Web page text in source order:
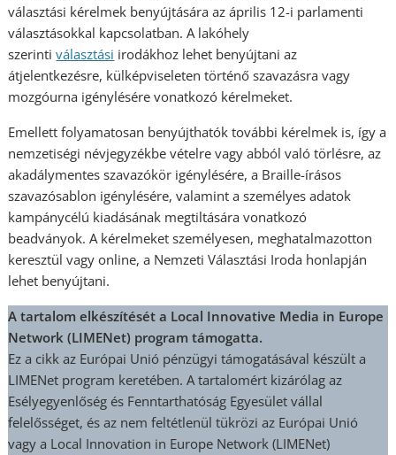
választási kérelmek benyújtására az április 12-i parlamenti
választásokkal kapcsolatban. A lakóhely
szerintiválasztási irodákhoz lehet benyújtani az
átjelentkezésre, külképviseleten történő szavazásra vagy
mozgóurna igénylésére vonatkozó kérelmeket.
Emellett folyamatosan benyújthatók további kérelmek is, így a
nemzetiségi névjegyzékbe vételre vagy abból való törlésre, az
akadálymentes szavazókör igénylésére, a Braille-írásos
szavazósablon igénylésére, valamint a személyes adatok
kampánycélú kiadásának megtiltására vonatkozó
beadványok. A kérelmeket személyesen, meghatalmazotton
keresztül vagy online, a Nemzeti Választási Iroda honlapján
lehet benyújtani.
A tartalom elkészítését a Local Innovative Media in Europe
Network (LIMENet) program támogatta.
Ez a cikk az Európai Unió pénzügyi támogatásával készült a
LIMENet program keretében. A tartalomért kizárólag az
Esélyegyenlőség és Fenntarthatóság Egyesület vállal
felelősséget, és az nem feltétlenül tükrözi az Európai Unió
vagy a Local Innovation in Europe Network (LIMENet)